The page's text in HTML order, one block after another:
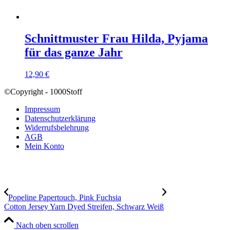
Schnittmuster Frau Hilda, Pyjama
für das ganze Jahr
12,90 €
©Copyright - 1000Stoff
Impressum
Datenschutzerklärung
Widerrufsbelehrung
AGB
Mein Konto
Popeline Papertouch, Pink Fuchsia
Cotton Jersey Yarn Dyed Streifen, Schwarz Weiß
Nach oben scrollen